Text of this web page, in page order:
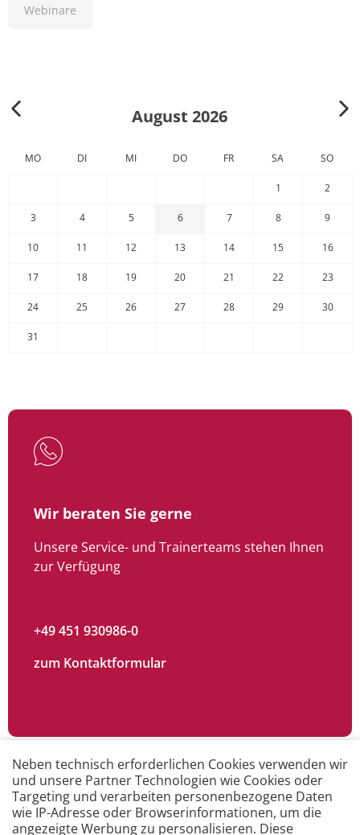
Webinare
August 2026
MO DI MI DO FR SA SO
1 2
3 4 5 6 7 8 9
10 11 12 13 14 15 16
17 18 19 20 21 22 23
24 25 26 27 28 29 30
31
Wir beraten Sie gerne
Unsere Service- und Trainerteams stehen Ihnen
zur Verfügung
+49 451 930986-0
zum Kontaktformular
Neben technisch erforderlichen Cookies verwenden wir
und unsere Partner Technologien wie Cookies oder
Targeting und verarbeiten personenbezogene Daten
wie IP-Adresse oder Browserinformationen, um die
angezeigte Werbung zu personalisieren. Diese